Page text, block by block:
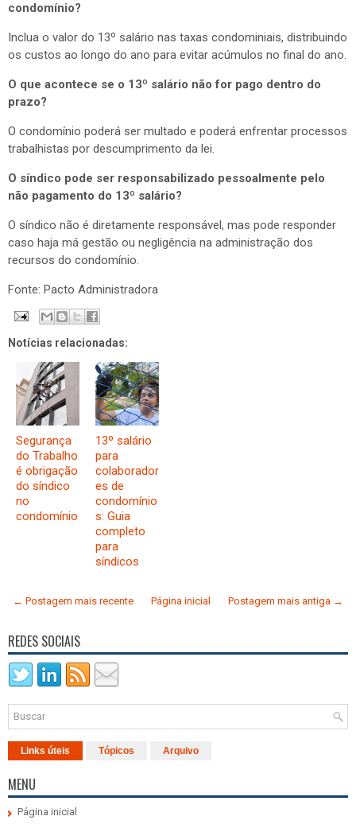
condomínio?
Inclua o valor do 13º salário nas taxas condominiais, distribuindo
os custos ao longo do ano para evitar acúmulos no final do ano.
O que acontece se o 13º salário não for pago dentro do
prazo?
O condomínio poderá ser multado e poderá enfrentar processos
trabalhistas por descumprimento da lei.
O síndico pode ser responsabilizado pessoalmente pelo
não pagamento do 13º salário?
O síndico não é diretamente responsável, mas pode responder
caso haja má gestão ou negligência na administração dos
recursos do condomínio.
Fonte: Pacto Administradora
Notícias relacionadas:
Segurança
do Trabalho
é obrigação
do síndico
no
condomínio
13º salário
para
colaborador
es de
condomínio
s: Guia
completo
para
síndicos
← Postagem mais recente Postagem mais antiga →
Página inicial
REDES SOCIAIS
Links úteis Tópicos Arquivo
MENU
Página inicial